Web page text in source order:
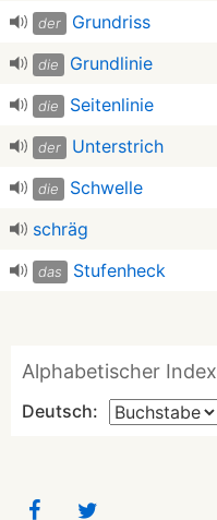
der Grundriss
die Grundlinie
die Seitenlinie
der Unterstrich
die Schwelle
schräg
das Stufenheck
Alphabetischer Index
Deutsch: